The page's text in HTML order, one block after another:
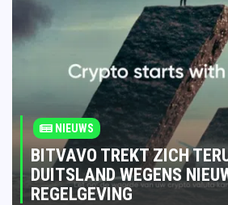
NIEUWS
BITVAVO TREKT ZICH
DUITSLAND WEGENS
REGELGEVING